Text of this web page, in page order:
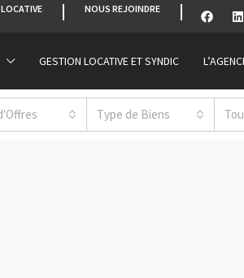
NOUS REJOINDRE
GESTION LOCATIVE ET SYNDIC
Type de Biens